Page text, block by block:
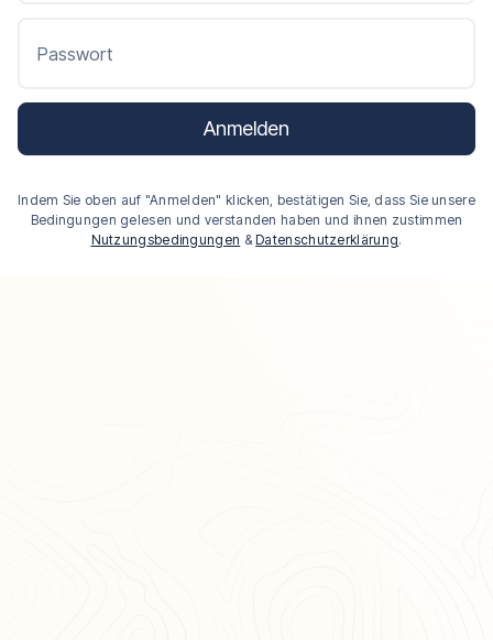
Passwort
Anmelden
Indem Sie oben auf "Anmelden" klicken, bestätigen Sie, dass Sie unsere
Bedingungen gelesen und verstanden haben und ihnen zustimmen
Nutzungsbedingungen & Datenschutzerklärung.